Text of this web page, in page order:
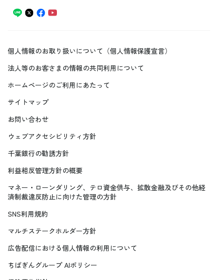
個人情報のお取り扱いについて（個人情報保護宣言）
法人等のお客さまの情報の共同利用について
ホームページのご利用にあたって
サイトマップ
お問い合わせ
ウェブアクセシビリティ方針
千葉銀行の勧誘方針
利益相反管理方針の概要
マネー・ローンダリング、テロ資金供与、拡散金融及びその他経
済制裁違反防止に向けた管理の方針
SNS利用規約
マルチステークホルダー方針
広告配信における個人情報の利用について
ちばぎんグループ AIポリシー